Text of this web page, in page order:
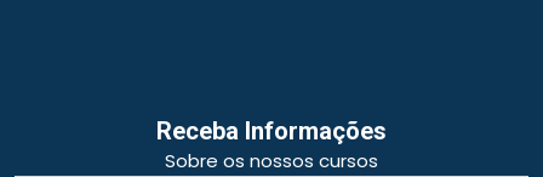
Receba Informações
Sobre os nossos cursos